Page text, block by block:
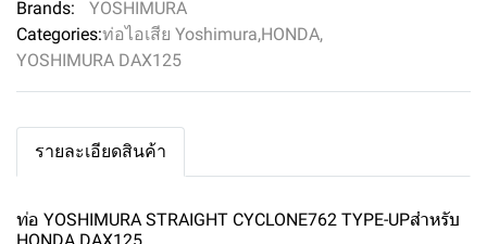
Brands:
YOSHIMURA
Categories:ท่อไอเสีย Yoshimura,HONDA,
YOSHIMURA DAX125
รายละเอียดสินค้า
ท่อ YOSHIMURA STRAIGHT CYCLONE762 TYPE-UPสำหรับ